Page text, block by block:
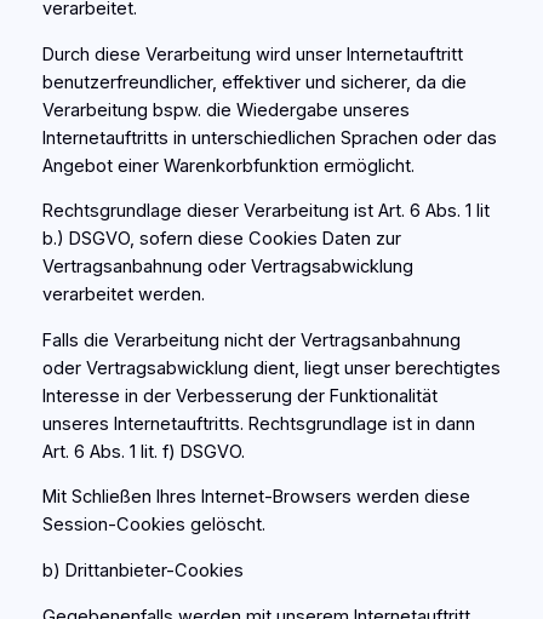
verarbeitet.
Durch diese Verarbeitung wird unser Internetauftritt
benutzerfreundlicher, effektiver und sicherer, da die
Verarbeitung bspw. die Wiedergabe unseres
Internetauftritts in unterschiedlichen Sprachen oder das
Angebot einer Warenkorbfunktion ermöglicht.
Rechtsgrundlage dieser Verarbeitung ist Art. 6 Abs. 1 lit
b.) DSGVO, sofern diese Cookies Daten zur
Vertragsanbahnung oder Vertragsabwicklung
verarbeitet werden.
Falls die Verarbeitung nicht der Vertragsanbahnung
oder Vertragsabwicklung dient, liegt unser berechtigtes
Interesse in der Verbesserung der Funktionalität
unseres Internetauftritts. Rechtsgrundlage ist in dann
Art. 6 Abs. 1 lit. f) DSGVO.
Mit Schließen Ihres Internet-Browsers werden diese
Session-Cookies gelöscht.
b) Drittanbieter-Cookies